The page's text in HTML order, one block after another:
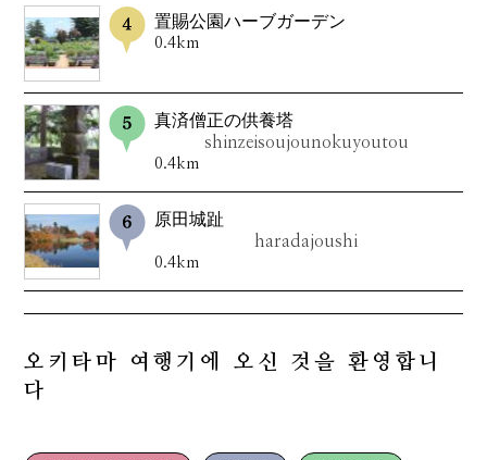
置賜公園ハーブガーデン
0.4km
真済僧正の供養塔
shinzeisoujounokuyoutou
0.4km
原田城趾
haradajoushi
0.4km
오키타마 여행기에 오신 것을 환영합니
다